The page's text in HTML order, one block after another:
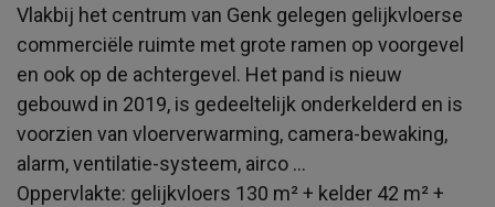
Vlakbij het centrum van Genk gelegen gelijkvloerse
commerciële ruimte met grote ramen op voorgevel
en ook op de achtergevel. Het pand is nieuw
gebouwd in 2019, is gedeeltelijk onderkelderd en is
voorzien van vloerverwarming, camera-bewaking,
alarm, ventilatie-systeem, airco …
Oppervlakte: gelijkvloers 130 m² + kelder 42 m² +